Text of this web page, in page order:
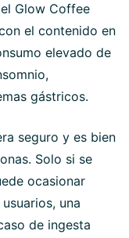
Glow Coffee
el contenido en
elevado de
gástricos.
seguro y es bien
Solo si se
ocasionar
una
de ingesta